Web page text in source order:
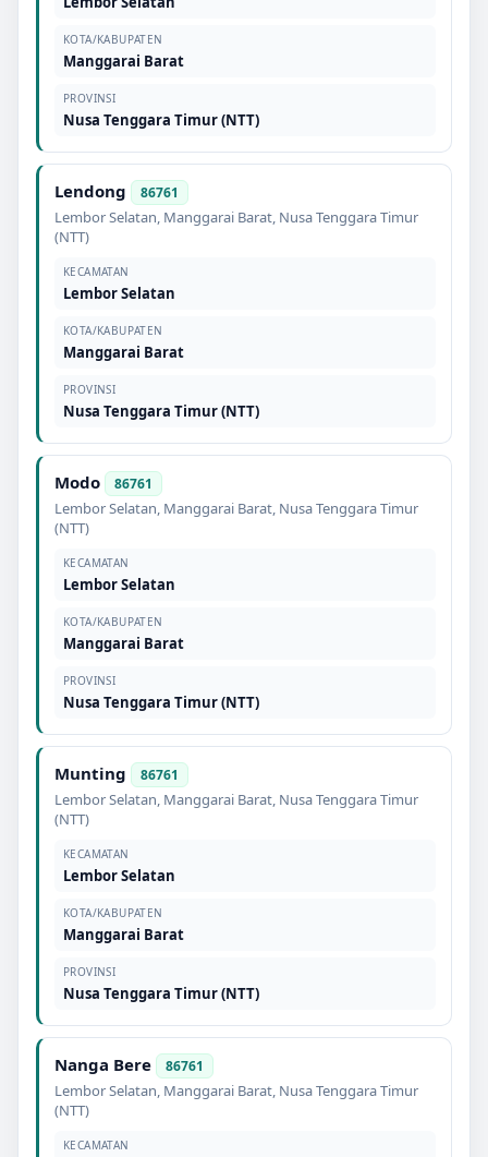
KOTA/KABUPATEN
Manggarai Barat
PROVINSI
Nusa Tenggara Timur (NTT)
Lendong 86761
Lembor Selatan, Manggarai Barat, Nusa Tenggara Timur
(NTT)
KECAMATAN
Lembor Selatan
KOTA/KABUPATEN
Manggarai Barat
PROVINSI
Nusa Tenggara Timur (NTT)
Modo 86761
Lembor Selatan, Manggarai Barat, Nusa Tenggara Timur
(NTT)
KECAMATAN
Lembor Selatan
KOTA/KABUPATEN
Manggarai Barat
PROVINSI
Nusa Tenggara Timur (NTT)
Munting 86761
Lembor Selatan, Manggarai Barat, Nusa Tenggara Timur
(NTT)
KECAMATAN
Lembor Selatan
KOTA/KABUPATEN
Manggarai Barat
PROVINSI
Nusa Tenggara Timur (NTT)
Nanga Bere 86761
Lembor Selatan, Manggarai Barat, Nusa Tenggara Timur
(NTT)
KECAMATAN